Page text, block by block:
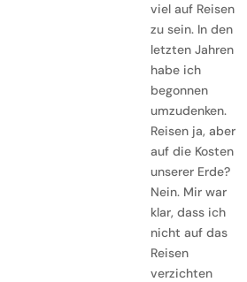
viel auf Reisen
zu sein. In den
letzten Jahren
habe ich
begonnen
umzudenken.
Reisen ja, aber
auf die Kosten
unserer Erde?
Nein. Mir war
klar, dass ich
nicht auf das
Reisen
verzichten